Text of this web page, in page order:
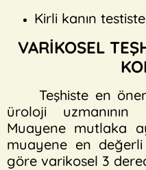
Kirli kanın
VARİKOSEL
Teşhiste en
üroloji uzmanının
Muayene mutlaka
muayene en
göre varikosel 3